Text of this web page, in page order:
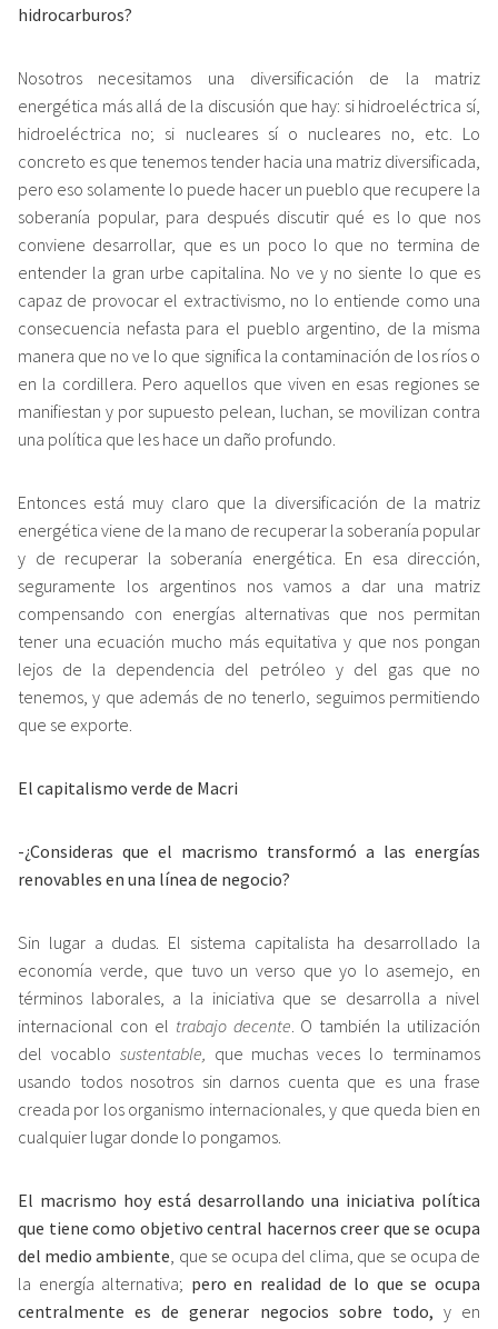
hidrocarburos?
Nosotros necesitamos una diversificación de la matriz
energética más allá de la discusión que hay: si hidroeléctrica sí,
hidroeléctrica no; si nucleares sí o nucleares no, etc. Lo
concreto es que tenemos tender hacia una matriz diversificada,
pero eso solamente lo puede hacer un pueblo que recupere la
soberanía popular, para después discutir qué es lo que nos
conviene desarrollar, que es un poco lo que no termina de
entender la gran urbe capitalina. No ve y no siente lo que es
capaz de provocar el extractivismo, no lo entiende como una
consecuencia nefasta para el pueblo argentino, de la misma
manera que no ve lo que significa la contaminación de los ríos o
en la cordillera. Pero aquellos que viven en esas regiones se
manifiestan y por supuesto pelean, luchan, se movilizan contra
una política que les hace un daño profundo.
Entonces está muy claro que la diversificación de la matriz
energética viene de la mano de recuperar la soberanía popular
y de recuperar la soberanía energética. En esa dirección,
seguramente los argentinos nos vamos a dar una matriz
compensando con energías alternativas que nos permitan
tener una ecuación mucho más equitativa y que nos pongan
lejos de la dependencia del petróleo y del gas que no
tenemos, y que además de no tenerlo, seguimos permitiendo
que se exporte.
El capitalismo verde de Macri
-¿Consideras que el macrismo transformó a las energías
renovables en una línea de negocio?
Sin lugar a dudas. El sistema capitalista ha desarrollado la
economía verde, que tuvo un verso que yo lo asemejo, en
términos laborales, a la iniciativa que se desarrolla a nivel
internacional con el trabajo decente . O también la utilización
del vocablo sustentable, que muchas veces lo terminamos
usando todos nosotros sin darnos cuenta que es una frase
creada por los organismo internacionales, y que queda bien en
cualquier lugar donde lo pongamos.
El macrismo hoy está desarrollando una iniciativa política
que tiene como objetivo central hacernos creer que se ocupa
del medio ambiente , que se ocupa del clima, que se ocupa de
la energía alternativa; pero en realidad de lo que se ocupa
centralmente es de generar negocios sobre todo, y en